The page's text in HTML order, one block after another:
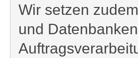
Wir setzen
und